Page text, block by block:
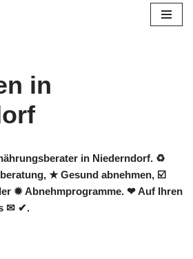
in
in Niederndorf. ♻
★ Gesund abnehmen, ☑️
✹ Abnehmprogramme. ❤ Auf Ihren
✉ ✔.